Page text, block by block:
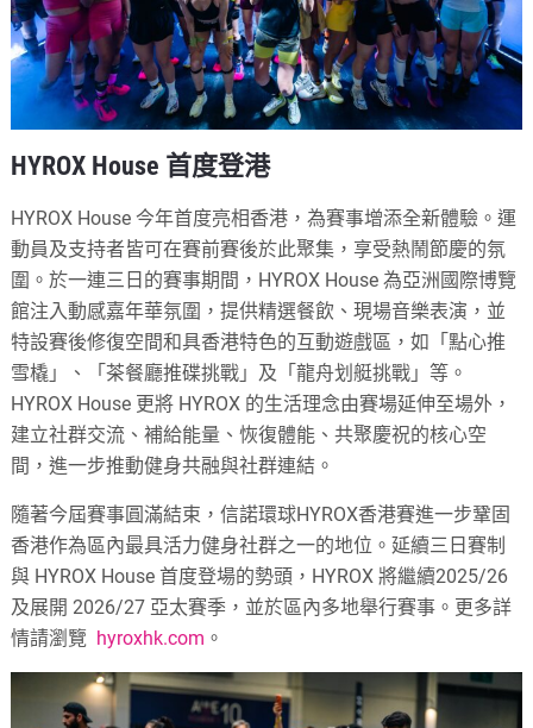
HYROX House 首度登港
HYROX House 今年首度亮相香港，為賽事增添全新體驗。運
動員及支持者皆可在賽前賽後於此聚集，享受熱鬧節慶的氛
圍。於一連三日的賽事期間，HYROX House 為亞洲國際博覽
館注入動感嘉年華氛圍，提供精選餐飲、現場音樂表演，並
特設賽後修復空間和具香港特色的互動遊戲區，如「點心推
雪橇」、「茶餐廳推碟挑戰」及「龍舟划艇挑戰」等。
HYROX House 更將 HYROX 的生活理念由賽場延伸至場外，
建立社群交流、補給能量、恢復體能、共聚慶祝的核心空
間，進一步推動健身共融與社群連結。
隨著今屆賽事圓滿結束，信諾環球HYROX香港賽進一步鞏固
香港作為區內最具活力健身社群之一的地位。延續三日賽制
與 HYROX House 首度登場的勢頭，HYROX 將繼續2025/26
及展開 2026/27 亞太賽季，並於區內多地舉行賽事。更多詳
情請瀏覽 hyroxhk.com 。